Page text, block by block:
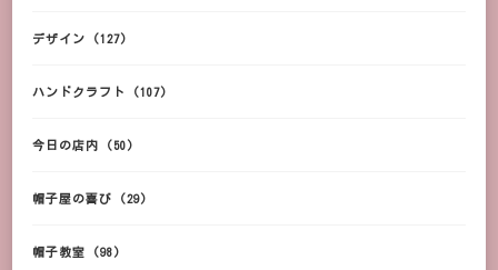
デザイン (127)
ハンドクラフト (107)
今日の店内 (50)
帽子屋の喜び (29)
帽子教室 (98)